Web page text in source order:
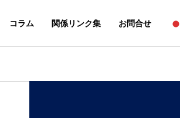
コラム 関係リンク集 お問合せ